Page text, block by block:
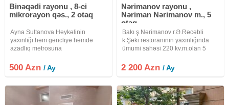
Binəqədi rayonu , 8-ci
mikrorayon qəs., 2 otaq
Ayna Sultanova Heykəlinin
yaxınlığı həm gəncliyə həmdə
azadlıq metrosuna
piyada 15 dəqiqə məsafədədir.
obyekt yaşayış binasının 1-ci
yeni çıxıb icarəyə
500 Azn/ Ay
Nərimanov rayonu ,
Nəriman Nərimanov m., 5
otaq
Bakı ş.Nərimanov r.Ə.Rəcəbli
k.Şəki restoranının yaxınlığında
ümumi sahəsi 220 kv.m.olan 5
mərtəbəsində yerləşən 5 otaqlı
ofis icarəyə verilir.Ofis boş
2 200 Azn/ Ay